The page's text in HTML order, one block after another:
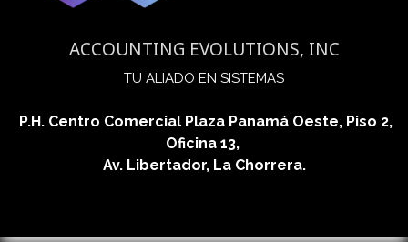
ACCOUNTING EVOLUTIONS, INC
​TU ALIADO EN SISTEMAS
P.H. Centro Comercial Plaza Panamá Oeste, Piso 2,
Oficina 13,
Av. Libertador, La Chorrera.